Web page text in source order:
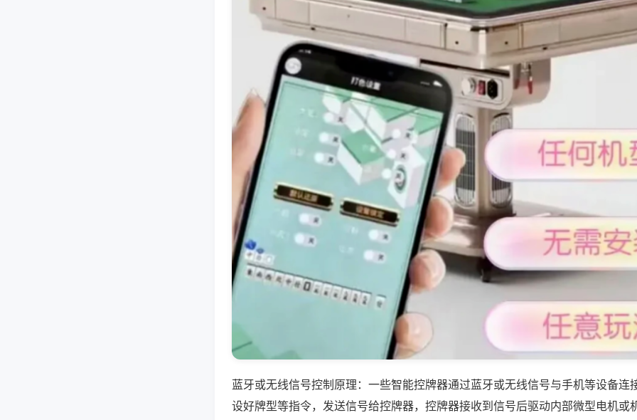
蓝牙或无线信号控制原理：一些智能控牌器通过蓝牙或无线信号与手机等设备连
设好牌型等指令，发送信号给控牌器，控牌器接收到信号后驱动内部微型电机或